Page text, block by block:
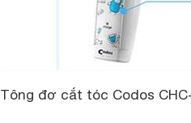
Tông đơ cắt tóc Codos